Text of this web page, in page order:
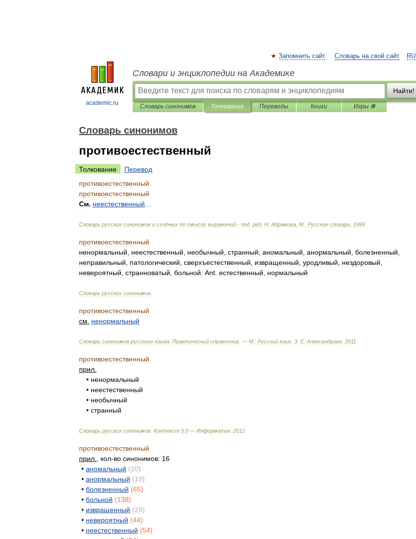
academic.ru
RU
Запомнить сайт Словарь на свой сайт
Словари и энциклопедии на Академике
Найти!
Словарь синонимов Толкования Переводы Книги Игры ⚽
Словарь синонимов
противоестественный
Толкование
Перевод
противоестественный
противоестественный
См. неестественный
Словарь русских синонимов и сходных по смыслу выражений .- под ред Н Абрамова М : Русские словари 1999
противоестественный
ненормальный
неестественный необычный странный; аномальный анормальный болезненный
неправильный
патологический сверхъестественный извращенный уродливый нездоровый
невероятный странноватый больной Ant естественный нормальный
Словарь русских синонимов
противоестественный
см
ненормальный
Словарь синонимов русского языка Практический справочник. — М : Русский язык. З Е. Александрова 2011
противоестественный
прил
• ненормальный
• неестественный
• необычный
• странный
Словарь русских синонимов Контекст 5 0 — Информатик. 2012
противоестественный
прил
кол-во синонимов: 16
• аномальный (10)
• анормальный (10)
• болезненный (65)
• больной (138)
• извращенный (29)
• невероятный (44)
• неестественный (54)